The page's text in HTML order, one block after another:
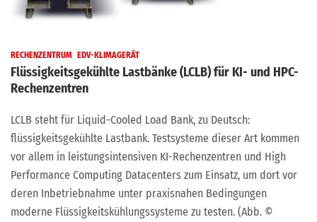
RECHENZENTRUM EDV-KLIMAGERÄT
Flüssigkeitsgekühlte Lastbänke (LCLB) für KI- und HPC-
Rechenzentren
LCLB steht für Liquid-Cooled Load Bank, zu Deutsch:
flüssigkeitsgekühlte Lastbank. Testsysteme dieser Art kommen
vor allem in leistungsintensiven KI-Rechenzentren und High
Performance Computing Datacenters zum Einsatz, um dort vor
deren Inbetriebnahme unter praxisnahen Bedingungen
moderne Flüssigkeitskühlungssysteme zu testen. (Abb. ©